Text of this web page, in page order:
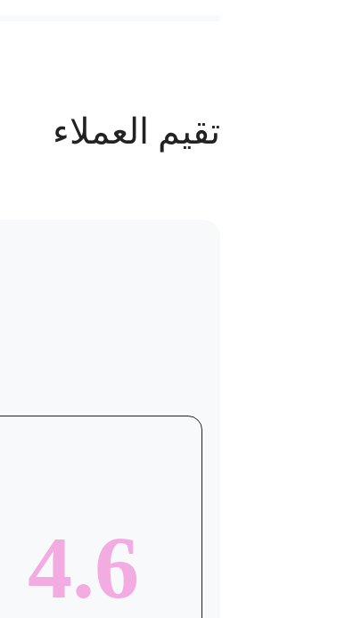
عدد الحجوزات
تقيم العملاء
4.6